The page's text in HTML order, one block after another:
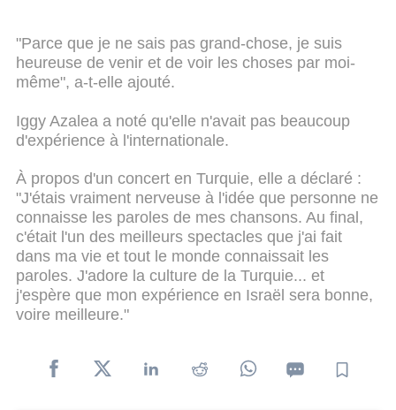
"Parce que je ne sais pas grand-chose, je suis
heureuse de venir et de voir les choses par moi-
même", a-t-elle ajouté.
Iggy Azalea a noté qu'elle n'avait pas beaucoup
d'expérience à l'internationale.
À propos d'un concert en Turquie, elle a déclaré :
"J'étais vraiment nerveuse à l'idée que personne ne
connaisse les paroles de mes chansons. Au final,
c'était l'un des meilleurs spectacles que j'ai fait
dans ma vie et tout le monde connaissait les
paroles. J'adore la culture de la Turquie... et
j'espère que mon expérience en Israël sera bonne,
voire meilleure."